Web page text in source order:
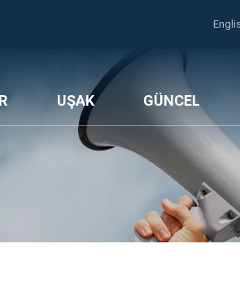
UŞAK GÜNCEL